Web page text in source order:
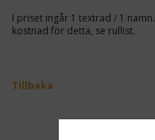
I priset ingår 1 textrad / 1
kostnad för detta, se rullist.
Tillbaka